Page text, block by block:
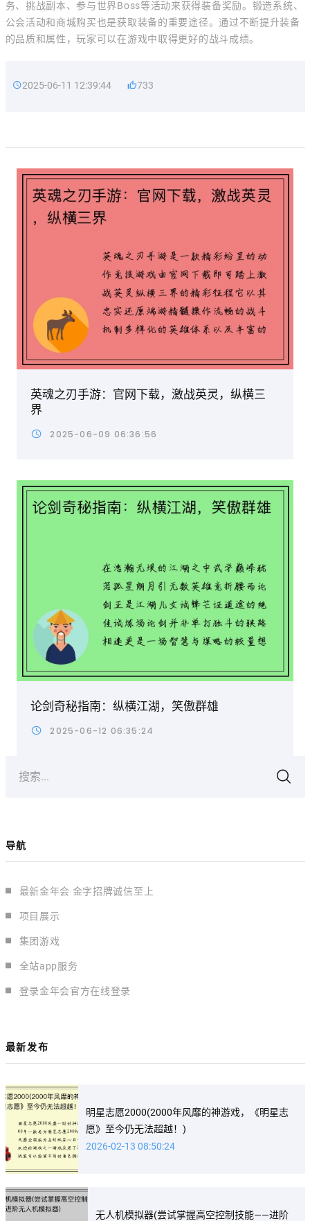
务、挑战副本、参与世界Boss等活动来获得装备奖励。锻造系统、
公会活动和商城购买也是获取装备的重要途径。通过不断提升装备
的品质和属性，玩家可以在游戏中取得更好的战斗成绩。
2025-06-11 12:39:44 733
英魂之刃手游：官网下载，激战英灵，纵横三
界
2025-06-09 06:36:56
论剑奇秘指南：纵横江湖，笑傲群雄
2025-06-12 06:35:24
搜索...
导航
最新金年会 金字招牌诚信至上
项目展示
集团游戏
全站app服务
登录金年会官方在线登录
最新发布
明星志愿2000(2000年风靡的神游戏，《明星志
愿》至今仍无法超越！)
2026-02-13 08:50:24
无人机模拟器(尝试掌握高空控制技能——进阶